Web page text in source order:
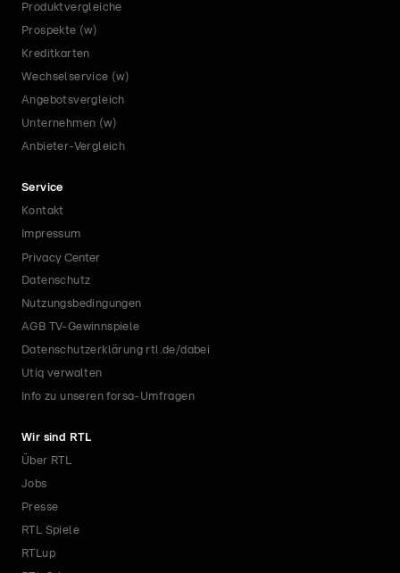
Produktvergleiche
Prospekte (w)
Kreditkarten
Wechselservice (w)
Angebotsvergleich
Unternehmen (w)
Anbieter-Vergleich
Service
Kontakt
Impressum
Privacy Center
Datenschutz
Nutzungsbedingungen
AGB TV-Gewinnspiele
Datenschutzerklärung rtl.de/dabei
Utiq verwalten
Info zu unseren forsa-Umfragen
Wir sind RTL
Über RTL
Jobs
Presse
RTL Spiele
RTLup